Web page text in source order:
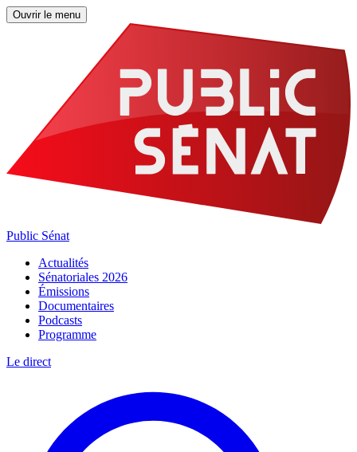
Ouvrir le menu
Public Sénat
Actualités
Sénatoriales 2026
Émissions
Documentaires
Podcasts
Programme
Le direct